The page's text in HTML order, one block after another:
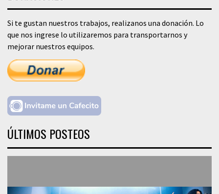
Si te gustan nuestros trabajos, realizanos una donación. Lo
que nos ingrese lo utilizaremos para transportarnos y
mejorar nuestros equipos.
ÚLTIMOS POSTEOS